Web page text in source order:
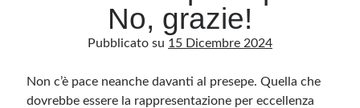
No, grazie!
Pubblicato su 15 Dicembre 2024
Non c’è pace neanche davanti al presepe. Quella che
dovrebbe essere la rappresentazione per eccellenza